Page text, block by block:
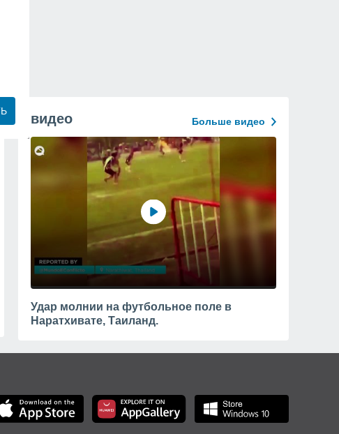
видео Больше видео
Удар молнии на футбольное поле в
Наратхивате, Таиланд.